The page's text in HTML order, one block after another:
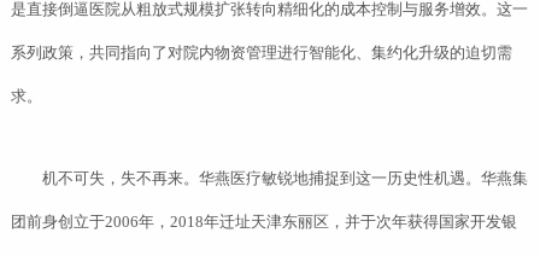
是直接倒逼医院从粗放式规模扩张转向精细化的成本控制与服务增效。这一
系列政策，共同指向了对院内物资管理进行智能化、集约化升级的迫切需
求。
机不可失，失不再来。华燕医疗敏锐地捕捉到这一历史性机遇。华燕集
团前身创立于2006年，2018年迁址天津东丽区，并于次年获得国家开发银